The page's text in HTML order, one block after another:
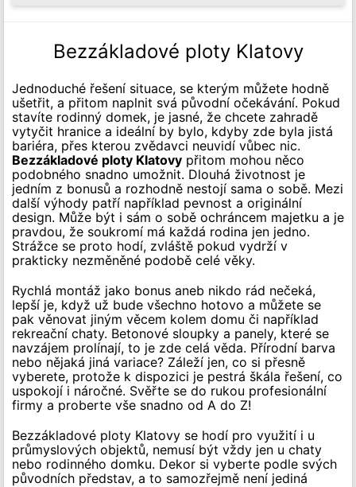
Bezzákladové ploty Klatovy
Jednoduché řešení situace, se kterým můžete hodně
ušetřit, a přitom naplnit svá původní očekávání. Pokud
stavíte rodinný domek, je jasné, že chcete zahradě
vytyčit hranice a ideální by bylo, kdyby zde byla jistá
bariéra, přes kterou zvědavci neuvidí vůbec nic.
Bezzákladové ploty Klatovy přitom mohou něco
podobného snadno umožnit. Dlouhá životnost je
jedním z bonusů a rozhodně nestojí sama o sobě. Mezi
další výhody patří například pevnost a originální
design. Může být i sám o sobě ochráncem majetku a je
pravdou, že soukromí má každá rodina jen jedno.
Strážce se proto hodí, zvláště pokud vydrží v
prakticky nezměněné podobě celé věky.
Rychlá montáž jako bonus aneb nikdo rád nečeká,
lepší je, když už bude všechno hotovo a můžete se
pak věnovat jiným věcem kolem domu či například
rekreační chaty. Betonové sloupky a panely, které se
navzájem prolínají, to je zde celá věda. Přírodní barva
nebo nějaká jiná variace? Záleží jen, co si přesně
vyberete, protože k dispozici je pestrá škála řešení, co
uspokojí i náročné. Svěřte se do rukou profesionální
firmy a proberte vše snadno od A do Z!
Bezzákladové ploty Klatovy se hodí pro využití i u
průmyslových objektů, nemusí být vždy jen u chaty
nebo rodinného domku. Dekor si vyberte podle svých
původních představ, a to samozřejmě není jediná